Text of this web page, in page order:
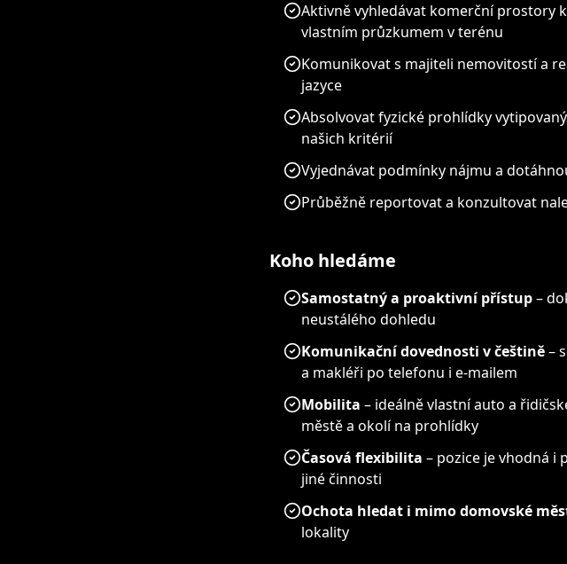
Aktivně vyhledávat komerční prostory
vlastním průzkumem v terénu
Komunikovat s majiteli nemovitostí a
jazyce
Absolvovat fyzické prohlídky
našich kritérií
Vyjednávat podmínky nájmu a
Průběžně reportovat a konzultovat
Koho hledáme
Samostatný a proaktivní přístup–
neustálého dohledu
Komunikační dovednosti v češtině–
a makléři po telefonu i e-mailem
Mobilita – ideálně vlastní auto a
městě a okolí na prohlídky
Časová flexibilita – pozice je vhodná i
jiné činnosti
Ochota hledat i mimo domovské
lokality